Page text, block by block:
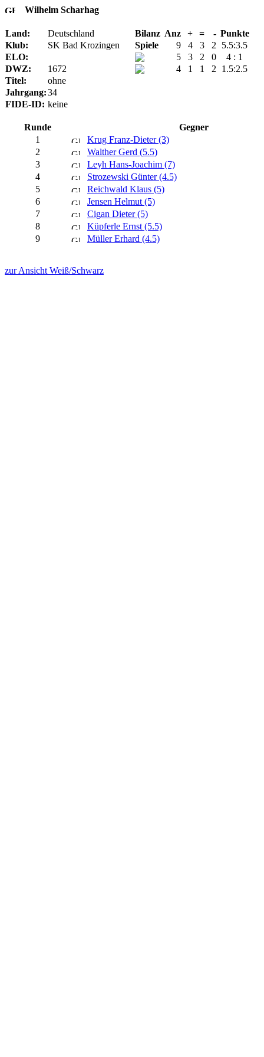
Wilhelm Scharhag
Land: Deutschland Bilanz Anz + = - Punkte
Klub:
SK Bad Krozingen Spiele 9 4 3 2
5.5:3.5
ELO:
5 3 2 0
4 : 1
DWZ:
1672 4 1 1 2
1.5:2.5
Titel:
ohne
Jahrgang:34
FIDE-ID: keine
Runde
Gegner
1
Krug Franz-Dieter (3)
2
Walther Gerd (5.5)
3
Leyh Hans-Joachim (7)
4
Strozewski Günter (4.5)
5
Reichwald Klaus (5)
6
Jensen Helmut (5)
7
Cigan Dieter (5)
8
Küpferle Ernst (5.5)
9
Müller Erhard (4.5)
zur Ansicht Weiß/Schwarz